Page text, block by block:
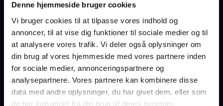
Denne hjemmeside bruger cookies
Vi bruger cookies til at tilpasse vores indhold og
annoncer, til at vise dig funktioner til sociale medier og til
at analysere vores trafik. Vi deler også oplysninger om
din brug af vores hjemmeside med vores partnere inden
for sociale medier, annonceringspartnere og
analysepartnere. Vores partnere kan kombinere disse
data med andre oplysninger, du har givet dem, eller som
de har indsamlet fra din brug af deres tjenester.
OM BOLIGEN
Andelslejlighed. Enestående herskabelighed på 223 m2 (BBR)
med skøn beliggenhed på Østerbro. Midt mellem byens puls,
fortællinger om et klassicistisk mesterværk og en vidunderlig